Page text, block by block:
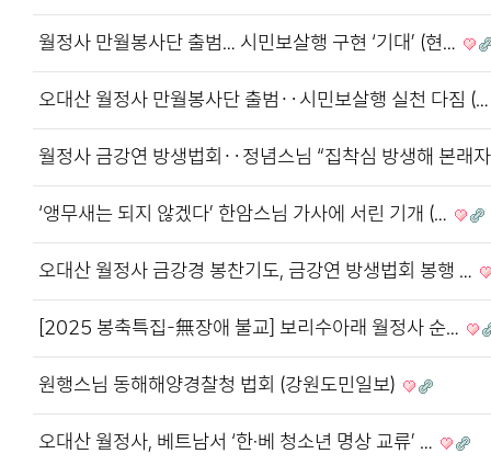
월정사 만월봉사단 출범… 시민보살행 구현 ‘기대’ (현…
오대산 월정사 만월봉사단 출범‥시민보살행 실천 다짐
월정사 금강연 방생법회‥정념스님 “집착심 방생해 본래
‘앵무새는 되지 않겠다’ 한암스님 가사에 서린 기개 (…
오대산 월정사 금강경 봉찬기도, 금강연 방생법회 봉행 …
[2025 봉축특집-無장애 불교] 보리수아래 월정사 순…
원행스님 동해해양경찰청 법회 (강원도민일보)
오대산 월정사, 베트남서 ‘한·베 청소년 명상 교류’ …